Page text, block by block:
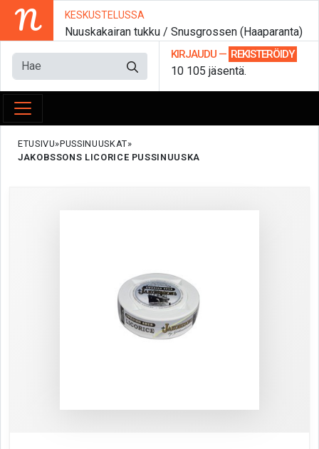
N KESKUSTELUSSA
Nuuskakairan tukku / Snusgrossen (Haaparanta)
KIRJAUDU — REKISTERÖIDY
10 105 jäsentä.
ETUSIVU PUSSINUUSKAT
JAKOBSSONS LICORICE PUSSINUUSKA